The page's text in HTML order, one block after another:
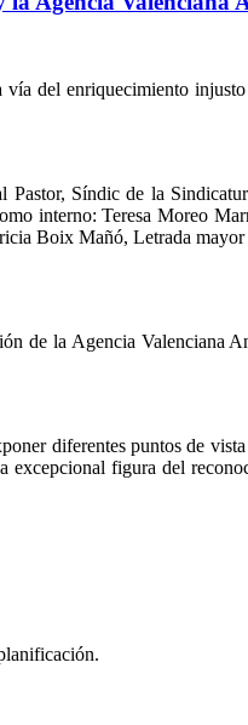
del enriquecimiento
Síndic de la
interno: Teresa Moreo
Boix Mañó, Letrada
de la Agencia Valenciana
diferentes puntos de
excepcional figura del